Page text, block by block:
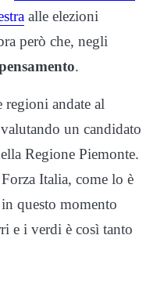
alle elezioni
però che, negli
.
andate al
un candidato
Regione Piemonte.
Italia, come lo è
questo momento
e i verdi è così tanto